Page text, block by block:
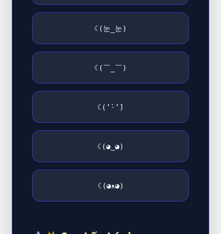
☾(눈_눈)
☾(￣_￣)
☾(’̀-’́)
☾(◕‿◕)
☾(◕ᴥ◕)